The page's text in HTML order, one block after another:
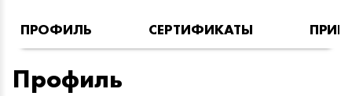
ПРОФИЛЬ СЕРТИФИКАТЫ
Профиль